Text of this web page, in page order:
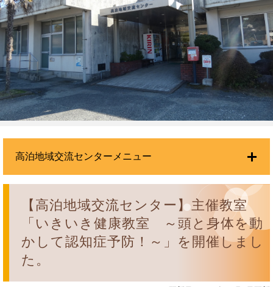
【高泊地域交流センター】主催教室
「いきいき健康教室 ～頭と身体を動
かして認知症予防！～」を開催しまし
た。
高泊地域交流センターメニュー